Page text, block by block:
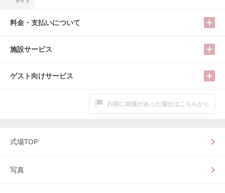
料金・支払いについて
施設サービス
ゲスト向けサービス
内容に相違があった場合はこちらから
式場TOP
写真